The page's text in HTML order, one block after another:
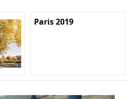
Paris 2019